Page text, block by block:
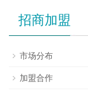
招商加盟
市场分布
加盟合作